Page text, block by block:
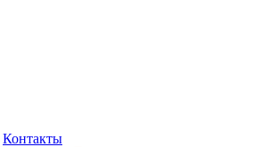
Контакты